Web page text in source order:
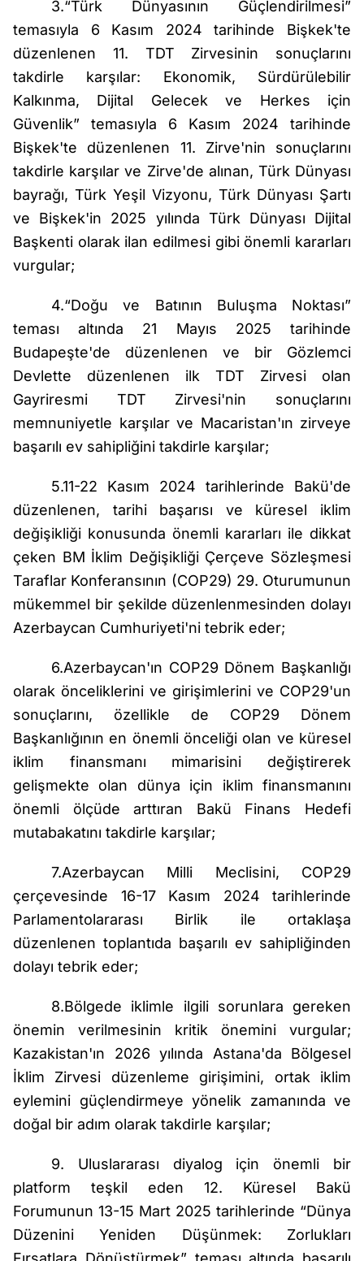
3.“Türk Dünyasının Güçlendirilmesi”
temasıyla 6 Kasım 2024 tarihinde Bişkek'te
düzenlenen 11. TDT Zirvesinin sonuçlarını
takdirle karşılar: Ekonomik, Sürdürülebilir
Kalkınma, Dijital Gelecek ve Herkes için
Güvenlik” temasıyla 6 Kasım 2024 tarihinde
Bişkek'te düzenlenen 11. Zirve'nin sonuçlarını
takdirle karşılar ve Zirve'de alınan, Türk Dünyası
bayrağı, Türk Yeşil Vizyonu, Türk Dünyası Şartı
ve Bişkek'in 2025 yılında Türk Dünyası Dijital
Başkenti olarak ilan edilmesi gibi önemli kararları
vurgular;
4.“Doğu ve Batının Buluşma Noktası”
teması altında 21 Mayıs 2025 tarihinde
Budapeşte'de düzenlenen ve bir Gözlemci
Devlette düzenlenen ilk TDT Zirvesi olan
Gayriresmi TDT Zirvesi'nin sonuçlarını
memnuniyetle karşılar ve Macaristan'ın zirveye
başarılı ev sahipliğini takdirle karşılar;
5.11-22 Kasım 2024 tarihlerinde Bakü'de
düzenlenen, tarihi başarısı ve küresel iklim
değişikliği konusunda önemli kararları ile dikkat
çeken BM İklim Değişikliği Çerçeve Sözleşmesi
Taraflar Konferansının (COP29) 29. Oturumunun
mükemmel bir şekilde düzenlenmesinden dolayı
Azerbaycan Cumhuriyeti'ni tebrik eder;
6.Azerbaycan'ın COP29 Dönem Başkanlığı
olarak önceliklerini ve girişimlerini ve COP29'un
sonuçlarını, özellikle de COP29 Dönem
Başkanlığının en önemli önceliği olan ve küresel
iklim finansmanı mimarisini değiştirerek
gelişmekte olan dünya için iklim finansmanını
önemli ölçüde arttıran Bakü Finans Hedefi
mutabakatını takdirle karşılar;
7.Azerbaycan Milli Meclisini, COP29
çerçevesinde 16-17 Kasım 2024 tarihlerinde
Parlamentolararası Birlik ile ortaklaşa
düzenlenen toplantıda başarılı ev sahipliğinden
dolayı tebrik eder;
8.Bölgede iklimle ilgili sorunlara gereken
önemin verilmesinin kritik önemini vurgular;
Kazakistan'ın 2026 yılında Astana'da Bölgesel
İklim Zirvesi düzenleme girişimini, ortak iklim
eylemini güçlendirmeye yönelik zamanında ve
doğal bir adım olarak takdirle karşılar;
9. Uluslararası diyalog için önemli bir
platform teşkil eden 12. Küresel Bakü
Forumunun 13-15 Mart 2025 tarihlerinde “Dünya
Düzenini Yeniden Düşünmek: Zorlukları